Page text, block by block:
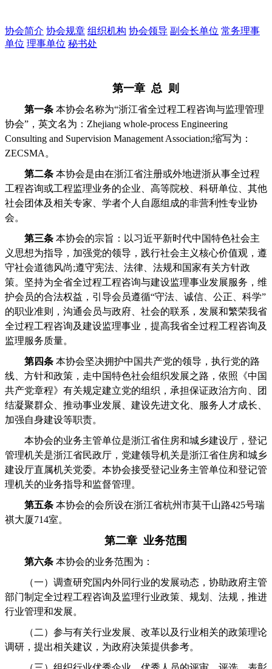
协会简介 协会规章 组织机构 协会领导 副会长单位 常务理事
单位 理事单位 秘书处
第一章 总 则
第一条 本协会名称为“浙江省全过程工程咨询与监理管理
协会”，英文名为：Zhejiang whole-process Engineering
Consulting and Supervision Management Association;缩写为：
ZECSMA。
第二条 本协会是由在浙江省注册或外地进浙从事全过程
工程咨询或工程监理业务的企业、高等院校、科研单位、其他
社会团体及相关专家、学者个人自愿组成的非营利性专业协
会。
第三条 本协会的宗旨：以习近平新时代中国特色社会主
义思想为指导，加强党的领导，践行社会主义核心价值观，遵
守社会道德风尚;遵守宪法、法律、法规和国家有关方针政
策。坚持为全省全过程工程咨询与建设监理事业发展服务，维
护会员的合法权益，引导会员遵循“守法、诚信、公正、科学”
的职业准则，沟通会员与政府、社会的联系，发展和繁荣我省
全过程工程咨询及建设监理事业，提高我省全过程工程咨询及
监理服务质量。
第四条 本协会坚决拥护中国共产党的领导，执行党的路
线、方针和政策，走中国特色社会组织发展之路，依照《中国
共产党章程》有关规定建立党的组织，承担保证政治方向、团
结凝聚群众、推动事业发展、建设先进文化、服务人才成长、
加强自身建设等职责。
本协会的业务主管单位是浙江省住房和城乡建设厅，登记
管理机关是浙江省民政厅，党建领导机关是浙江省住房和城乡
建设厅直属机关党委。本协会接受登记业务主管单位和登记管
理机关的业务指导和监督管理。
第五条 本协会的会所设在浙江省杭州市莫干山路425号瑞
祺大厦714室。
第二章 业务范围
第六条 本协会的业务范围为：
（一）调查研究国内外同行业的发展动态，协助政府主管
部门制定全过程工程咨询及监理行业政策、规划、法规，推进
行业管理和发展。
（二）参与有关行业发展、改革以及行业相关的政策理论
调研，提出相关建议，为政府决策提供参考。